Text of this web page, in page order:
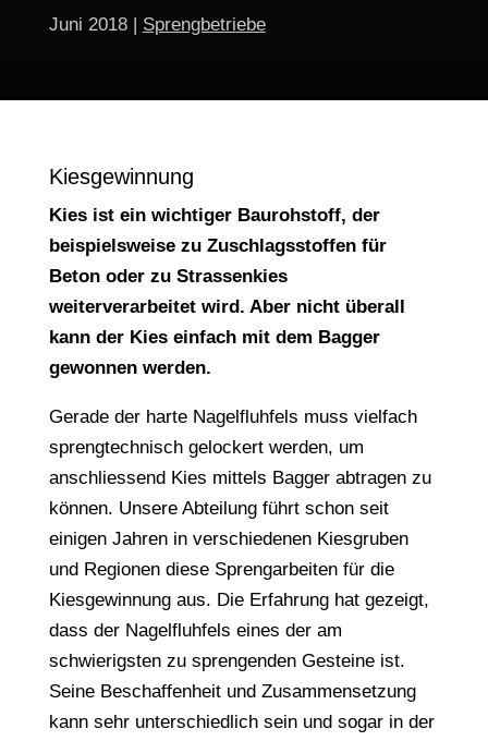
Juni 2018| Sprengbetriebe
Kiesgewinnung
Kies ist ein wichtiger Baurohstoff, der
beispielsweise zu Zuschlagsstoffen für
Beton oder zu Strassenkies
weiterverarbeitet wird. Aber nicht überall
kann der Kies einfach mit dem Bagger
gewonnen werden.
Gerade der harte Nagelfluhfels muss vielfach
sprengtechnisch gelockert werden, um
anschliessend Kies mittels Bagger abtragen zu
können. Unsere Abteilung führt schon seit
einigen Jahren in verschiedenen Kiesgruben
und Regionen diese Sprengarbeiten für die
Kiesgewinnung aus. Die Erfahrung hat gezeigt,
dass der Nagelfluhfels eines der am
schwierigsten zu sprengenden Gesteine ist.
Seine Beschaffenheit und Zusammensetzung
kann sehr unterschiedlich sein und sogar in der